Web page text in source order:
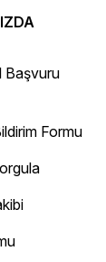
site
Başvuru
Formu